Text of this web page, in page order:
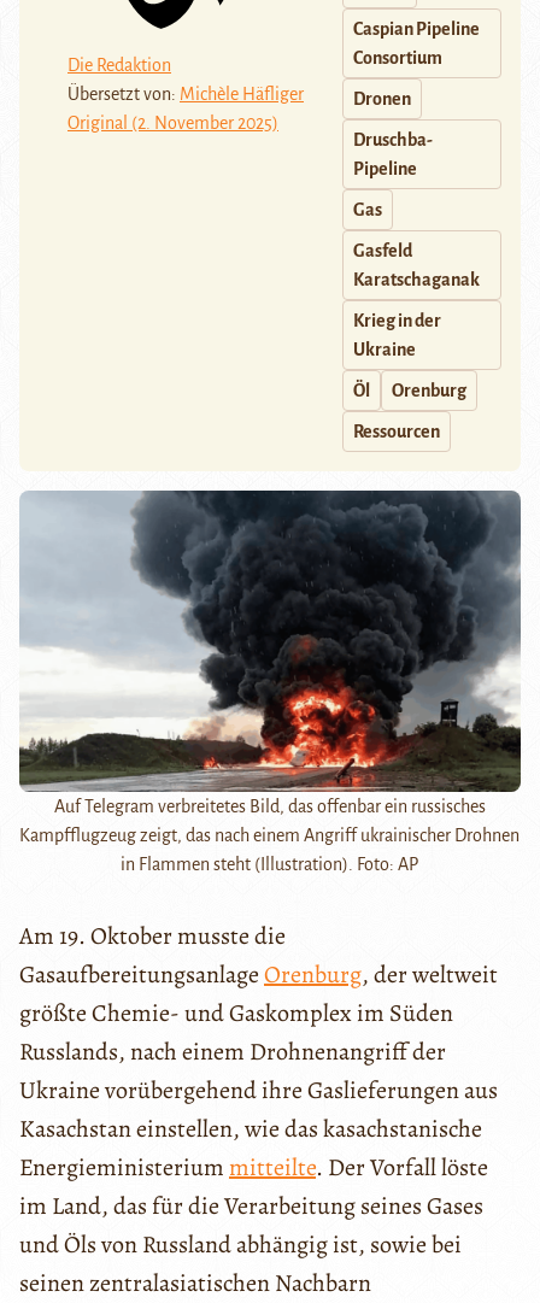
Die Redaktion
Übersetzt von: Michèle Häfliger
Original (2. November 2025)
Caspian Pipeline
Consortium
Dronen
Druschba-
Pipeline
Gas
Gasfeld
Karatschaganak
Krieg in der
Ukraine
Öl Orenburg
Ressourcen
Auf Telegram verbreitetes Bild, das offenbar ein russisches
Kampfflugzeug zeigt, das nach einem Angriff ukrainischer Drohnen
in Flammen steht (Illustration). Foto: AP
Am 19. Oktober musste die
GasaufbereitungsanlageOrenburg, der weltweit
größte Chemie- und Gaskomplex im Süden
Russlands, nach einem Drohnenangriff der
Ukraine vorübergehend ihre Gaslieferungen aus
Kasachstan einstellen, wie das kasachstanische
Energieministeriummitteilte. Der Vorfall löste
im Land, das für die Verarbeitung seines Gases
und Öls von Russland abhängig ist, sowie bei
seinen zentralasiatischen Nachbarn